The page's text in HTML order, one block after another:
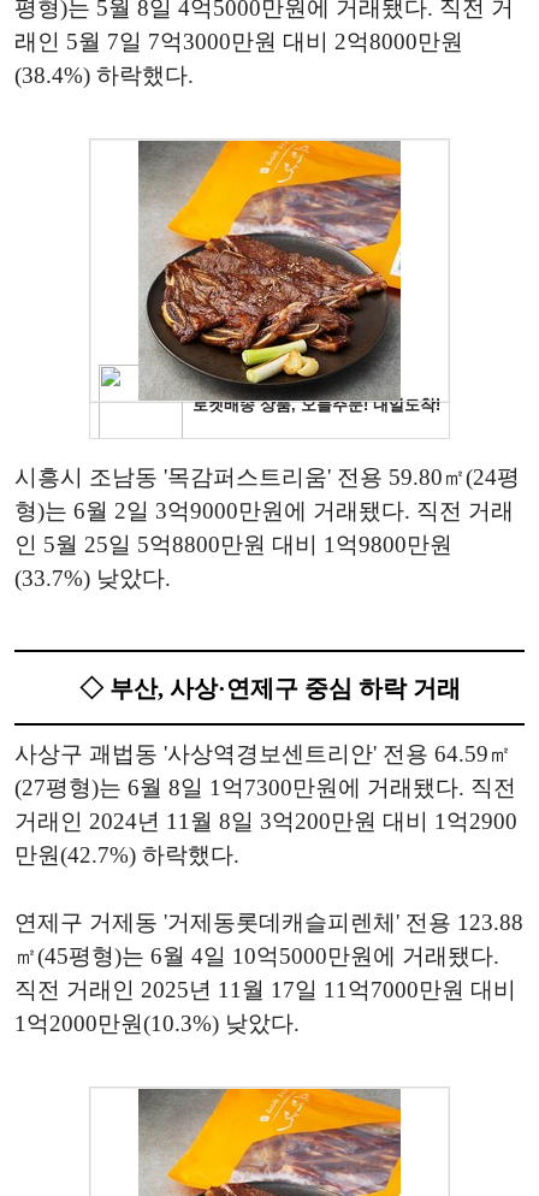
평형)는 5월 8일 4억5000만원에 거래됐다. 직전 거
래인 5월 7일 7억3000만원 대비 2억8000만원
(38.4%) 하락했다.
시흥시 조남동 '목감퍼스트리움' 전용 59.80㎡(24평
형)는 6월 2일 3억9000만원에 거래됐다. 직전 거래
인 5월 25일 5억8800만원 대비 1억9800만원
(33.7%) 낮았다.
◇ 부산, 사상·연제구 중심 하락 거래
사상구 괘법동 '사상역경보센트리안' 전용 64.59㎡
(27평형)는 6월 8일 1억7300만원에 거래됐다. 직전
거래인 2024년 11월 8일 3억200만원 대비 1억2900
만원(42.7%) 하락했다.
연제구 거제동 '거제동롯데캐슬피렌체' 전용 123.88
㎡(45평형)는 6월 4일 10억5000만원에 거래됐다.
직전 거래인 2025년 11월 17일 11억7000만원 대비
1억2000만원(10.3%) 낮았다.